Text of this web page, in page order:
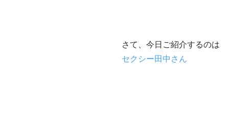
さて、今日ご紹介するのは
セクシー田中さん